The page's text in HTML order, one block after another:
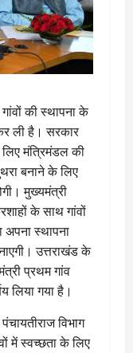
की स्थापना के
ली है। सरकार
मंत्रिमंडल की
बनाने के लिए
मुख्यमंत्री
के साथ गांवों
अपना स्थापना
उत्तराखंड के
प्रथम गांव
लिया गया है।
विभाग
में स्वच्छता के लिए